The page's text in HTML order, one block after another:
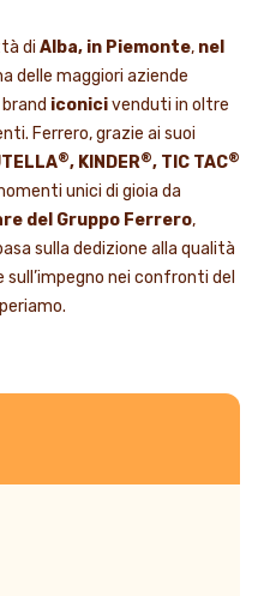
di Alba, in Piemonte, nel
delle maggiori aziende
brand iconicivenduti in oltre
Ferrero, grazie ai suoi
®, KINDER®, TIC TAC®
unici di gioia da
del Gruppo Ferrero,
sulla dedizione alla qualità
sull’impegno nei confronti del